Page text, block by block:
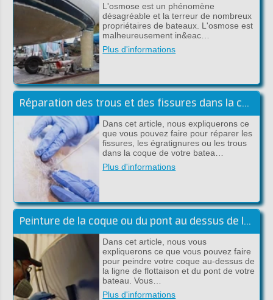
L'osmose est un phénomène
désagréable et la terreur de nombreux
propriétaires de bateaux. L'osmose est
malheureusement in&eac…
Plus d'informations
Réparation des trous et des fissures dans la coque au-dessus de la ligne de flottaison
Dans cet article, nous expliquerons ce
que vous pouvez faire pour réparer les
fissures, les égratignures ou les trous
dans la coque de votre batea…
Plus d'informations
Peinture de la coque ou du pont au dessus de la flottaison
Dans cet article, nous vous
expliquerons ce que vous pouvez faire
pour peindre votre coque au-dessus de
la ligne de flottaison et du pont de votre
bateau. Vous…
Plus d'informations